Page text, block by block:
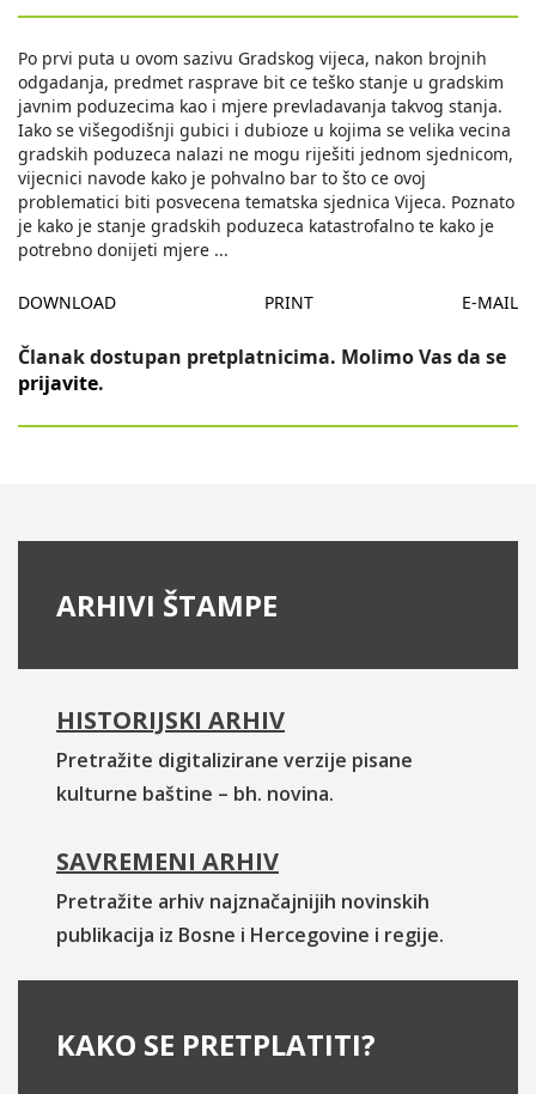
Po prvi puta u ovom sazivu Gradskog vijeca, nakon brojnih
odgadanja, predmet rasprave bit ce teško stanje u gradskim
javnim poduzecima kao i mjere prevladavanja takvog stanja.
Iako se višegodišnji gubici i dubioze u kojima se velika vecina
gradskih poduzeca nalazi ne mogu riješiti jednom sjednicom,
vijecnici navode kako je pohvalno bar to što ce ovoj
problematici biti posvecena tematska sjednica Vijeca. Poznato
je kako je stanje gradskih poduzeca katastrofalno te kako je
potrebno donijeti mjere ...
DOWNLOAD PRINT E-MAIL
Članak dostupan pretplatnicima. Molimo Vas da se
prijavite.
ARHIVI ŠTAMPE
HISTORIJSKI ARHIV
Pretražite digitalizirane verzije pisane
kulturne baštine – bh. novina.
SAVREMENI ARHIV
Pretražite arhiv najznačajnijih novinskih
publikacija iz Bosne i Hercegovine i regije.
KAKO SE PRETPLATITI?